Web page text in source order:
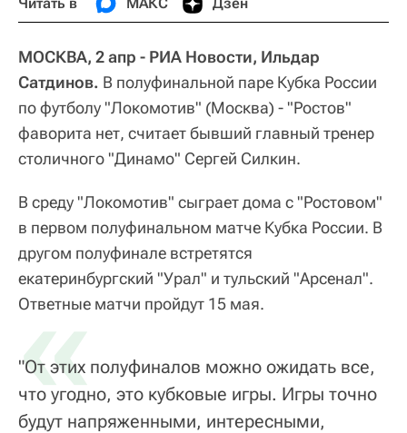
МОСКВА, 2 апр - РИА Новости, Ильдар
Сатдинов. В полуфинальной паре Кубка России
по футболу "Локомотив" (Москва) - "Ростов"
фаворита нет, считает бывший главный тренер
столичного "Динамо" Сергей Силкин.
В среду "Локомотив" сыграет дома с "Ростовом"
в первом полуфинальном матче Кубка России. В
другом полуфинале встретятся
екатеринбургский "Урал" и тульский "Арсенал".
Ответные матчи пройдут 15 мая.
«
"От этих полуфиналов можно ожидать все,
что угодно, это кубковые игры. Игры точно
будут напряженными, интересными,